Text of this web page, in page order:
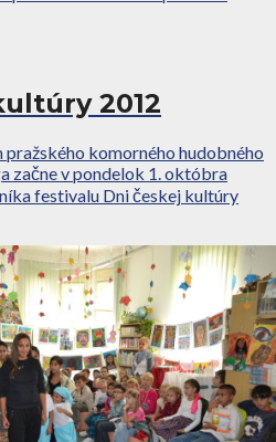
2012
komorného hudobného
začne v pondelok 1. októbra
festivalu Dni českej kultúry